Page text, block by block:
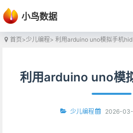
小鸟数据
首页>少儿编程> 利用arduino uno模拟手机
利用arduino uno模
少儿编程 2026-